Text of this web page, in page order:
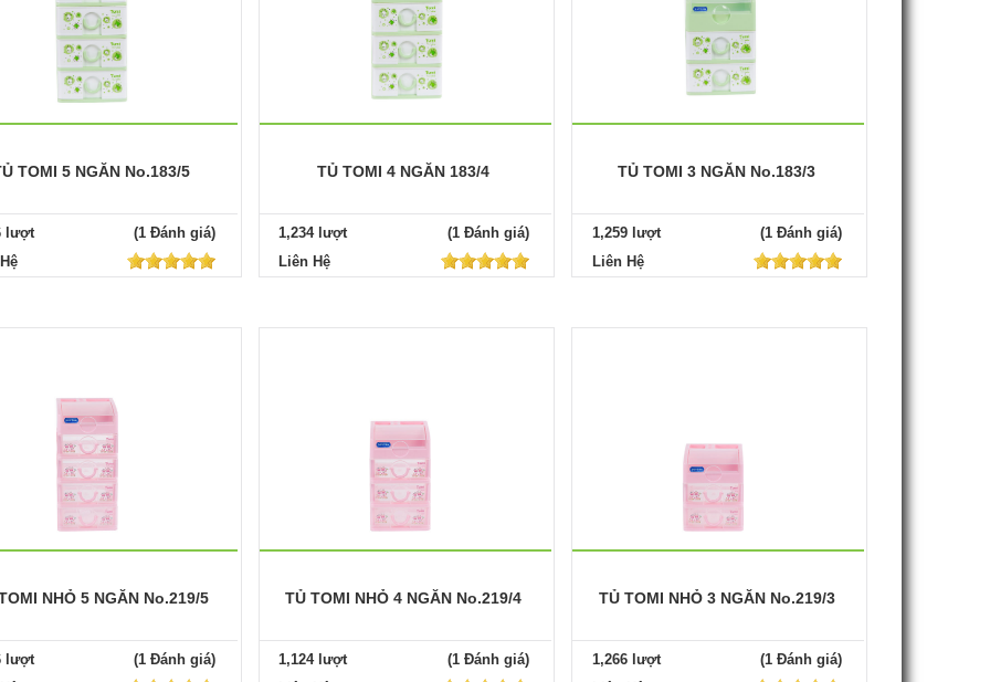
TOMI 5 NGĂN No.183/5
lượt
(1 Đánh giá)
TỦ TOMI 4 NGĂN 183/4
1,234 lượt
(1 Đánh giá)
Liên Hệ
TỦ TOMI 3 NGĂN No.183/3
1,259 lượt
(1 Đánh giá)
Liên Hệ
NHỎ 5 NGĂN No.219/5
lượt
(1 Đánh giá)
TỦ TOMI NHỎ 4 NGĂN No.219/4
1,124 lượt
(1 Đánh giá)
TỦ TOMI NHỎ 3 NGĂN No.219/3
1,266 lượt
(1 Đánh giá)